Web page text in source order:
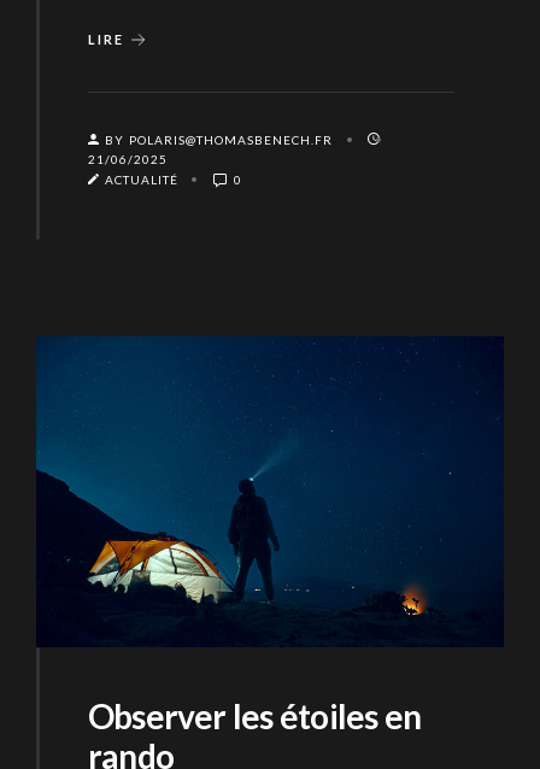
LIRE
BY POLARIS@THOMASBENECH.FR
21/06/2025
ACTUALITÉ
0
Observer les étoiles en
rando